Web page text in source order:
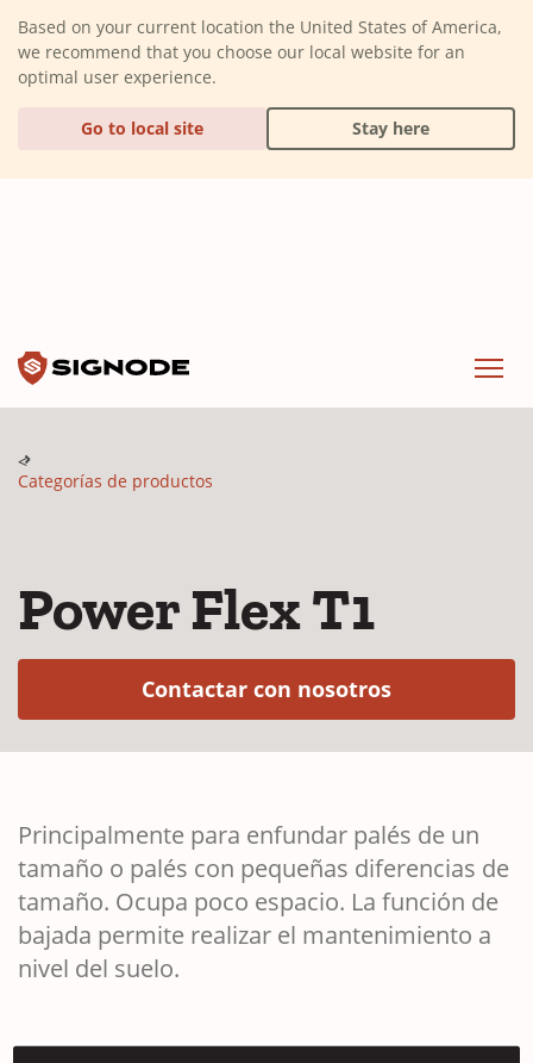
Based on your current location the United States of America,
we recommend that you choose our local website for an
optimal user experience.
Go to local site Stay here
Categorías de productos
Power Flex T1
Contactar con nosotros(Opens in a
Principalmente para enfundar palés de un
tamaño o palés con pequeñas diferencias de
tamaño. Ocupa poco espacio. La función de
bajada permite realizar el mantenimiento a
nivel del suelo.